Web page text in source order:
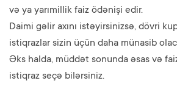
və ya yarımillik faiz ödənişi edir.
Daimi gəlir axını istəyirsinizsə, dövri
istiqrazlar sizin üçün daha münasib
Əks halda, müddət sonunda əsas və
istiqraz seçə bilərsiniz.